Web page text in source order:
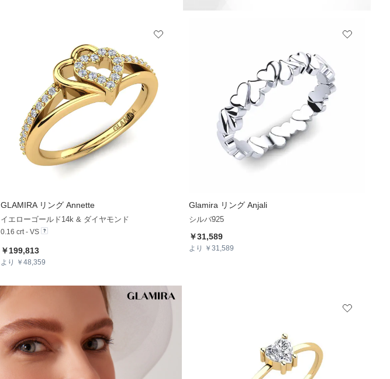
GLAMIRAリング Annette
イエローゴールド14k & ダイヤモンド
0.16 crt - VS
￥199,813
より ￥48,359
Glamira リング Anjali
シルバ925
￥31,589
より ￥31,589